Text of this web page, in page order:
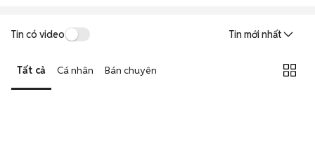
Tin có video Tin mới nhất
Tất cả Cá nhân Bán chuyên